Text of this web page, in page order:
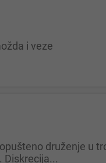
i veze
Diskrecija...